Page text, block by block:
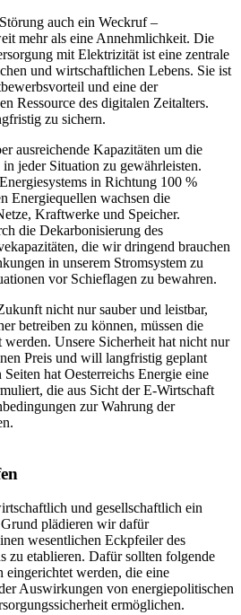
auch ein Weckruf –
mehr als eine Annehmlichkeit. Die
mit Elektrizität ist eine zentrale
und wirtschaftlichen Lebens. Sie ist
und eine der
Ressource des digitalen Zeitalters.
zu sichern.
ausreichende Kapazitäten um die
jeder Situation zu gewährleisten.
in Richtung 100 %
Energiequellen wachsen die
Kraftwerke und Speicher.
die Dekarbonisierung des
die wir dringend brauchen
in unserem Stromsystem zu
vor Schieflagen zu bewahren.
nicht nur sauber und leistbar,
betreiben zu können, müssen die
Unsere Sicherheit hat nicht nur
Preis und will langfristig geplant
hat Oesterreichs Energie eine
die aus Sicht der E-Wirtschaft
zur Wahrung der
und gesellschaftlich ein
plädieren wir dafür
wesentlichen Eckpfeiler des
zu etablieren. Dafür sollten folgende
eingerichtet werden, die eine
Auswirkungen von energiepolitischen
ermöglichen.